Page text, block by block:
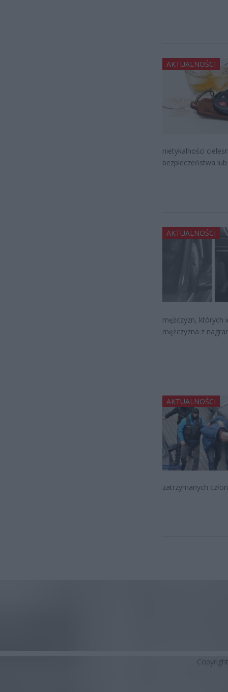
AKTUALNOŚCI
nietykalności
bezpieczeństwa
AKTUALNOŚCI
mężczyzn, których
mężczyzna z
AKTUALNOŚCI
zatrzymanych